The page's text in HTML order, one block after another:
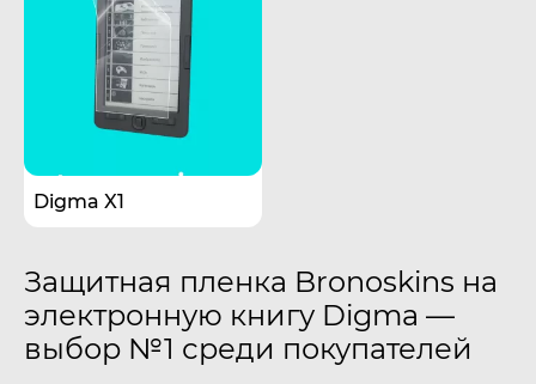
Digma X1
Защитная пленка Bronoskins на
электронную книгу Digma —
выбор №1 среди покупателей